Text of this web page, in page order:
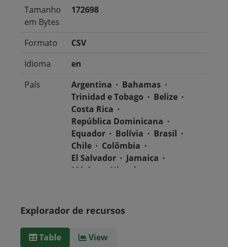
Tamanho
em Bytes
172698
Formato
CSV
Idioma
en
País
Argentina
Bahamas
Trinidad e Tobago
Belize
Costa Rica
República Dominicana
Equador
Bolívia
Brasil
Chile
Colômbia
El Salvador
Jamaica
México
Nicarágua
Uruguai
Venezuela
Suriname
Explorador de recursos
Table View